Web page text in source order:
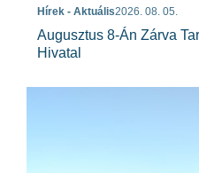
Hírek - Aktuális2026. 08. 05.
Augusztus 8-Án Zárva
Hivatal